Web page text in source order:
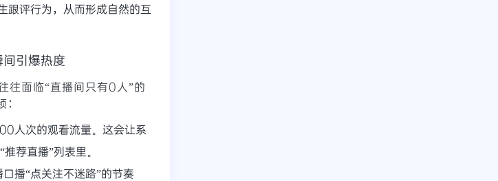
跟评行为，从而形成自然的互
引爆热度
往面临“直播间只有0人”的
人次的观看流量。这会让系
荐直播”列表里。
播“点关注不迷路”的节奏